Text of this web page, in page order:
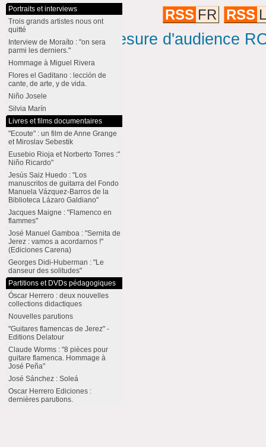
Portraits et interviews
Trois grands artistes nous ont
quitté
Interview de Moraíto : "on sera
parmi les derniers."
Hommage à Miguel Rivera
Flores el Gaditano : lección de
cante, de arte, y de vida.
Niño Josele
Silvia Marín
Livres et films documentaires
"Ecoute" : un film de Anne Grange
et Miroslav Sebestik
Eusebio Rioja et Norberto Torres :"
Niño Ricardo"
Jesús Saiz Huedo : "Los
manuscritos de guitarra del Fondo
Manuela Vázquez-Barros de la
Biblioteca Lázaro Galdiano"
Jacques Maigne : "Flamenco en
flammes"
José Manuel Gamboa : "Sernita de
Jerez : vamos a acordarnos !"
(Ediciones Carena)
Georges Didi-Huberman : "Le
danseur des solitudes"
Partitions et DVDs pédagogiques
Óscar Herrero : deux nouvelles
collections didactiques
Nouvelles parutions
"Guitares flamencas de Jerez" -
Editions Delatour
Claude Worms : "8 pièces pour
guitare flamenca. Hommage à
José Peña"
José Sánchez : Soleá
Oscar Herrero Ediciones :
dernières parutions.
RSS FR RSS
Mesure d'audience